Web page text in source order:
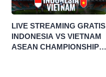
LIVE STREAMING GRATIS
INDONESIA VS VIETNAM
ASEAN CHAMPIONSHIP